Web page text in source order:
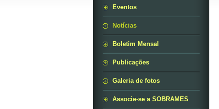
Eventos
Notícias
Boletim Mensal
Publicações
Galeria de fotos
Associe-se a SOBRAMES